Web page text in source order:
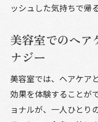
ッシュした気持ちで帰
美容室でのヘア
ナジー
美容室では、ヘアケア
効果を体験することが
ョナルが、一人ひとり